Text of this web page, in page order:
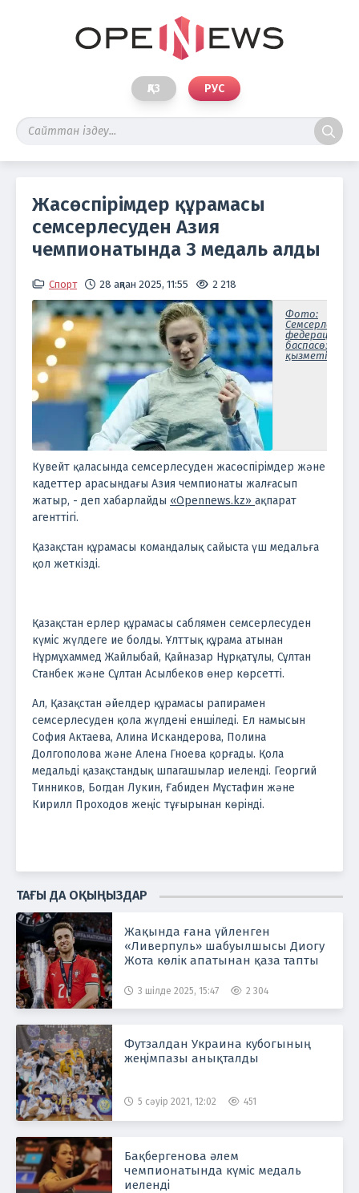
ҚАЗ РУС
Жасөспірімдер құрамасы
семсерлесуден Азия
чемпионатында 3 медаль алды
Спорт 28 ақпан 2025, 11:55 2 218
Фото:
Семсерлесу
баспасөз
қызметі
Кувейт қаласында семсерлесуден жасөспірімдер және
кадеттер арасындағы Азия чемпионаты жалғасып
жатыр, - деп хабарлайды «Opennews.kz» ақпарат
агенттігі.
Қазақстан құрамасы командалық сайыста үш медальға
қол жеткізді.
Қазақстан ерлер құрамасы саблямен семсерлесуден
күміс жүлдеге ие болды. Ұлттық құрама атынан
Нұрмұхаммед Жайлыбай, Қайназар Нұрқатұлы, Сұлтан
Станбек және Сұлтан Асылбеков өнер көрсетті.
Ал, Қазақстан әйелдер құрамасы рапирамен
семсерлесуден қола жүлдені еншіледі. Ел намысын
София Актаева, Алина Искандерова, Полина
Долгополова және Алена Гноева қорғады. Қола
медальді қазақстандық шпагашылар иеленді. Георгий
Тинников, Богдан Лукин, Ғабиден Мұстафин және
Кирилл Проходов жеңіс тұғырынан көрінді.
ТАҒЫ ДА ОҚЫҢЫЗДАР
Жақында ғана үйленген
«Ливерпуль» шабуылшысы Диогу
Жота көлік апатынан қаза тапты
3 шілде 2025, 15:47 2 304
Футзалдан Украина кубогының
жеңімпазы анықталды
5 сәуір 2021, 12:02 451
Бақбергенова әлем
чемпионатында күміс медаль
иеленді